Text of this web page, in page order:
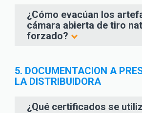
¿Cómo evacúan los
cámara abierta de tiro
forzado?
5. DOCUMENTACION A
LA DISTRIBUIDORA
¿Qué certificados se